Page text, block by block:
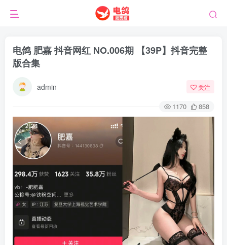
电鸽 肥嘉 抖音网红 NO.006期 【39P】抖音完整
版合集
admin 关注
1170 858